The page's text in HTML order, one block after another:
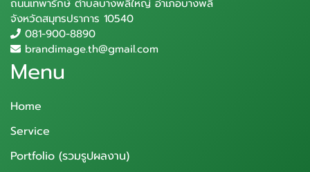
ถนนเทพารักษ์ ตำบลบางพลีใหญ่ อำเภอบางพลี
จังหวัดสมุทรปราการ 10540
081-900-8890
brandimage.th@gmail.com
Menu
Home
Service
Portfolio (รวมรูปผลงาน)